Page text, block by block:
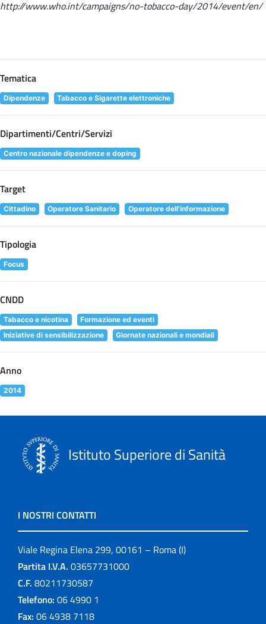
http://www.who.int/campaigns/no-tobacco-day/2014/event/en/
Tematica
Dipendenze Tabacco e Sigarette elettroniche
Dipartimenti/Centri/Servizi
Centro nazionale dipendenze e doping
Target
Cittadino Operatore Sanitario Operatore dell'informazione
Tipologia
Focus
CNDD
Tabacco e nicotina
Formazione ed eventi
Iniziative di sensibilizzazione
Giornate nazionali e mondiali
Anno
2014
Istituto Superiore di Sanità
I NOSTRI CONTATTI
Viale Regina Elena 299, 00161 – Roma (I)
Partita I.V.A. 03657731000
C.F. 80211730587
Telefono: 06 4990 1
Fax: 06 4938 7118